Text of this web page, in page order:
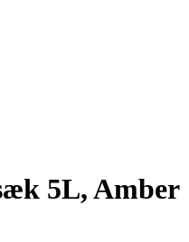
5L, Amber